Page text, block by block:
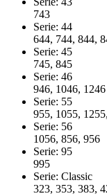
743
Serie: 44
644, 744, 844,
Serie: 45
745, 845
Serie: 46
946, 1046, 1246
Serie: 55
955, 1055,
Serie: 56
1056, 856, 956
Serie: 95
995
Serie:
323, 353, 383,